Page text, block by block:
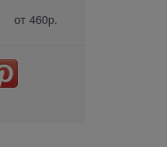
от 460р.